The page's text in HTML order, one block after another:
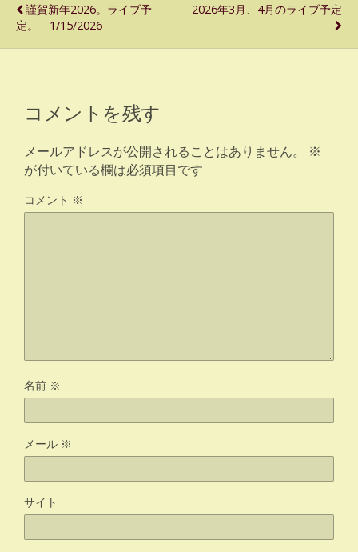
謹賀新年2026。ライブ予
定。 1/15/2026
2026年3月、4月のライブ予定
コメントを残す
メールアドレスが公開されることはありません。
※
が付いている欄は必須項目です
コメント ※
名前 ※
メール ※
サイト